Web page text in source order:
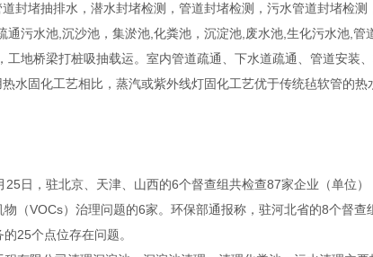
封堵抽排水，潜水封堵检测，管道封堵检测，污水管道封堵检
污水池,沉沙池，集淤池,化粪池，沉淀池,废水池,生化污水池,
地桥梁打桩吸抽载运。室内管道疏通、下水道疏通、管道安装
水固化工艺相比，蒸汽或紫外线灯固化工艺优于传统毡软管的
日，驻北京、天津、山西的6个督查组共检查87家企业（单位
（VOCs）治理问题的6家。环保部通报称，驻河北省的8个督
25个点位存在问题。